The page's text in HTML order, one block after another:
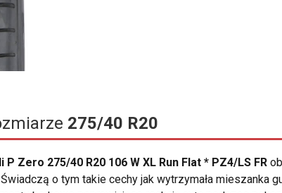
275/40 R20
P Zero 275/40 R20 106 W XL Run Flat * PZ4/LS FR
o tym takie cechy jak wytrzymała mieszanka